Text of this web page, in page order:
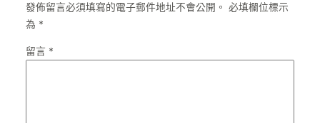
發佈留言必須填寫的電子郵件地址不會公開。 必填欄位標示
為 *
留言 *